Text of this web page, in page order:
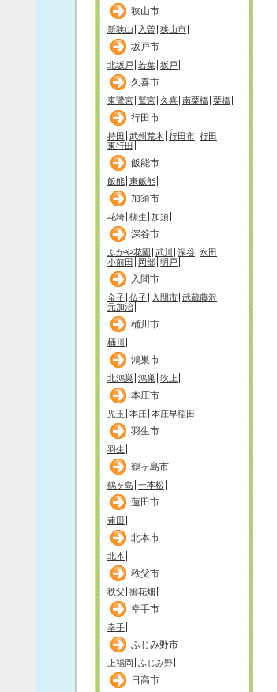
狭山市
新狭山 入曽 狭山市
坂戸市
北坂戸 若葉 坂戸
久喜市
東鷺宮 鷲宮 久喜 南栗橋 栗橋
行田市
持田 武州荒木 行田市 行田
東行田
飯能市
飯能 東飯能
加須市
花埼 柳生 加須
深谷市
ふかや花園 武川 深谷 永田
小前田
岡部 明戸
入間市
金子 仏子 入間市 武蔵藤沢
元加治
桶川市
桶川
鴻巣市
北鴻巣 鴻巣 吹上
本庄市
児玉 本庄 本庄早稲田
羽生市
羽生
鶴ヶ島市
鶴ヶ島 一本松
蓮田市
蓮田
北本市
北本
秩父市
秩父 御花畑
幸手市
幸手
ふじみ野市
上福岡 ふじみ野
日高市